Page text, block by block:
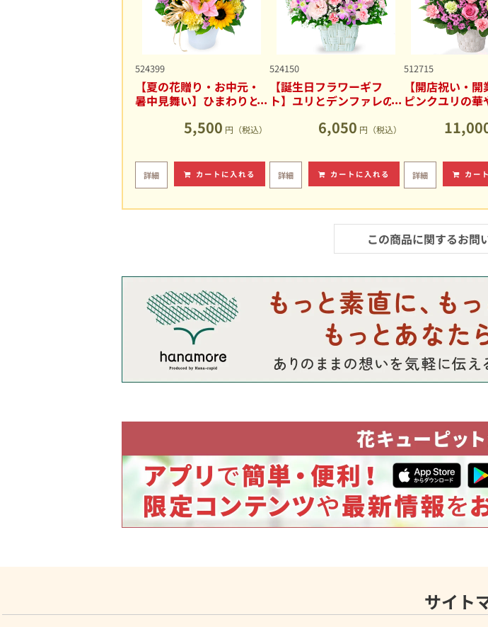
524399
【夏の花贈り・お中元・
暑中見舞い】ひまわりと
5,500 円（税込）
詳細 カートに入れる
524150
【誕生日フラワーギフ
ト】ユリとデンファレの
6,050 円（税込）
詳細 カートに入れる
512715
【開店祝い・開
ピンクユリの華
詳細 カー
この商品に関するお問
サイト